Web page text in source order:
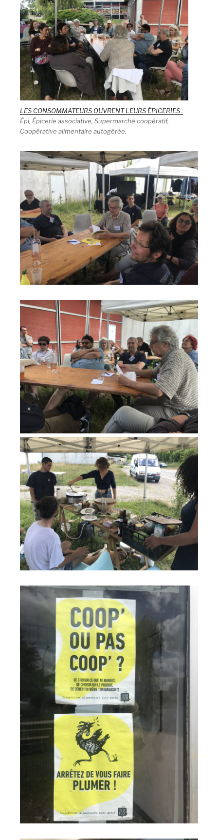
LES CONSOMMATEURS OUVRENT LEURS ÉPICERIES :
Épi, Épicerie associative, Supermarché coopératif,
Coopérative alimentaire autogérée.